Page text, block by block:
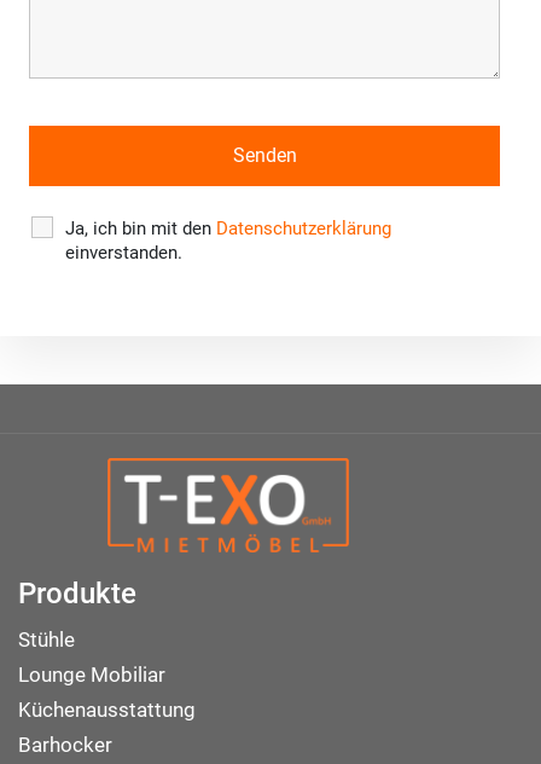
Ja, ich bin mit den Datenschutzerklärung
einverstanden.
Produkte
Stühle
Lounge Mobiliar
Küchenausstattung
Barhocker